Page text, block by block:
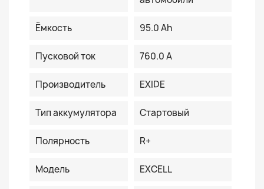
Ёмкость 95.0 Ah
Пусковой ток 760.0 A
Производитель EXIDE
Тип аккумулятора Стартовый
Полярность R+
Модель EXCELL